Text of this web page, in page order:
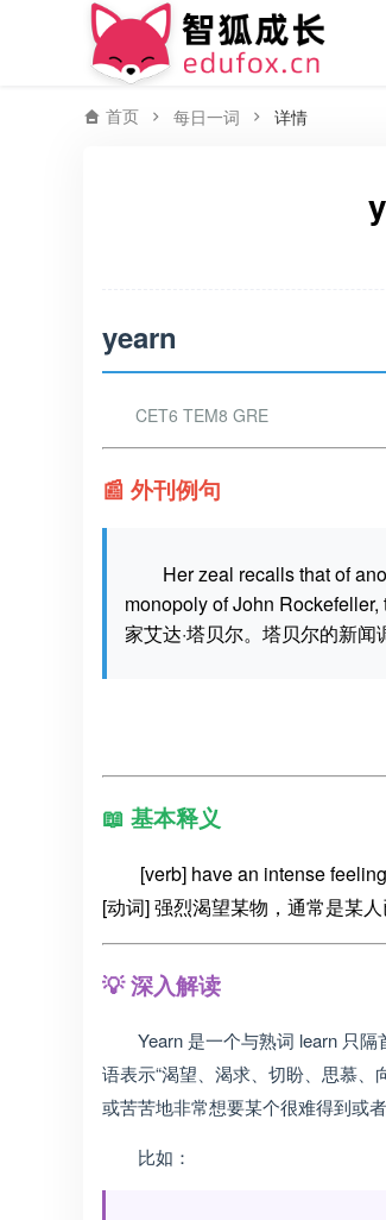
首页 每日一词 详情
yearn
CET6 TEM8 GRE
📰 外刊例句
Her zeal recalls that of
monopoly of John
家艾达·塔贝尔。塔贝尔的新闻
📖 基本释义
[verb] have an intense
[动词] 强烈渴望某物，通常是某
💡 深入解读
Yearn 是一个与熟词 learn 只
语表示“渴望、渴求、切盼、思慕
或苦苦地非常想要某个很难得到或
比如：